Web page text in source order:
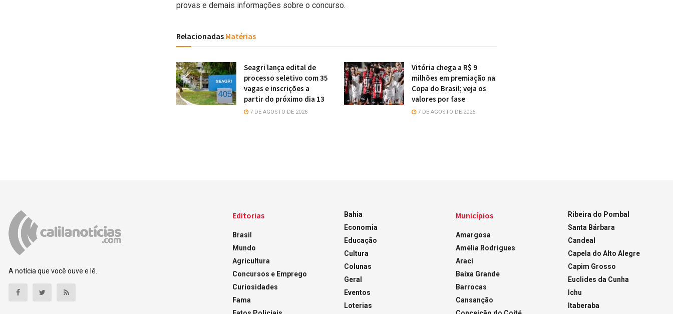
provas e demais informações sobre o concurso.
Relacionadas Matérias
Seagri lança edital de
processo seletivo com 35
vagas e inscrições a
partir do próximo dia 13
7 DE AGOSTO DE 2026
Vitória chega a R$ 9
milhões em premiação na
Copa do Brasil; veja os
valores por fase
7 DE AGOSTO DE 2026
A notícia que você ouve e lê.
Editorias
Brasil
Mundo
Agricultura
Concursos e Emprego
Curiosidades
Fama
Bahia
Economia
Educação
Cultura
Colunas
Geral
Eventos
Loterias
Municípios
Amargosa
Amélia Rodrigues
Araci
Baixa Grande
Barrocas
Cansanção
Ribeira do Pombal
Santa Bárbara
Candeal
Capela do Alto Alegre
Capim Grosso
Euclides da Cunha
Ichu
Itaberaba